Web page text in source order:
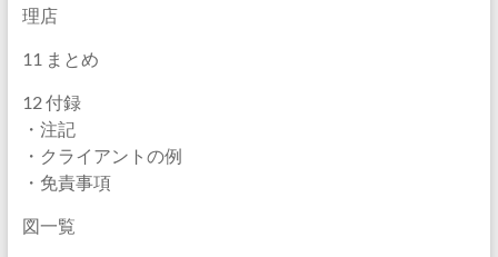
理店
11 まとめ
12 付録
・注記
・クライアントの例
・免責事項
図一覧